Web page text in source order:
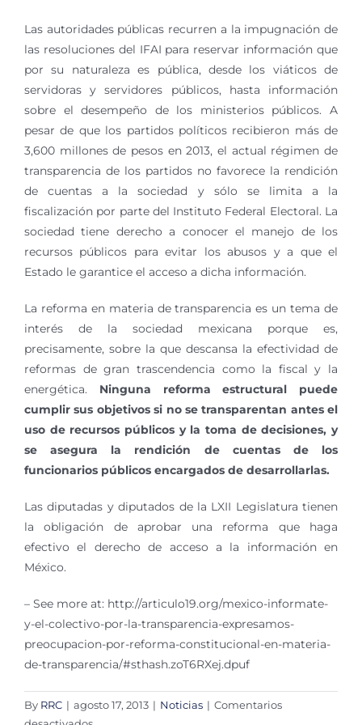
Las autoridades públicas recurren a la impugnación de
las resoluciones del IFAI para reservar información que
por su naturaleza es pública, desde los viáticos de
servidoras y servidores públicos, hasta información
sobre el desempeño de los ministerios públicos. A
pesar de que los partidos políticos recibieron más de
3,600 millones de pesos en 2013, el actual régimen de
transparencia de los partidos no favorece la rendición
de cuentas a la sociedad y sólo se limita a la
fiscalización por parte del Instituto Federal Electoral. La
sociedad tiene derecho a conocer el manejo de los
recursos públicos para evitar los abusos y a que el
Estado le garantice el acceso a dicha información.
La reforma en materia de transparencia es un tema de
interés de la sociedad mexicana porque es,
precisamente, sobre la que descansa la efectividad de
reformas de gran trascendencia como la fiscal y la
energética. Ninguna reforma estructural puede
cumplir sus objetivos si no se transparentan antes el
uso de recursos públicos y la toma de decisiones, y
se asegura la rendición de cuentas de los
funcionarios públicos encargados de desarrollarlas.
Las diputadas y diputados de la LXII Legislatura tienen
la obligación de aprobar una reforma que haga
efectivo el derecho de acceso a la información en
México.
– See more at: http://articulo19.org/mexico-informate-
y-el-colectivo-por-la-transparencia-expresamos-
preocupacion-por-reforma-constitucional-en-materia-
de-transparencia/#sthash.zoT6RXej.dpuf
By RRC | agosto 17, 2013 | Noticias | Comentarios